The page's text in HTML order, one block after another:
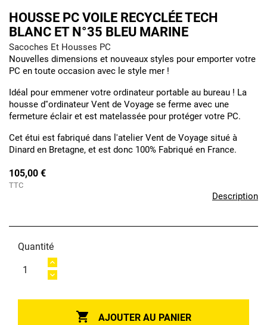
HOUSSE PC VOILE RECYCLÉE TECH
BLANC ET N°35 BLEU MARINE
Sacoches Et Housses PC
Nouvelles dimensions et nouveaux styles pour emporter votre
PC en toute occasion avec le style mer !
Idéal pour emmener votre ordinateur portable au bureau ! La
housse d''ordinateur Vent de Voyage se ferme avec une
fermeture éclair et est matelassée pour protéger votre PC.
Cet étui est fabriqué dans l'atelier Vent de Voyage situé à
Dinard en Bretagne, et est donc 100% Fabriqué en France.
105,00 €
TTC
Description
Quantité
 AJOUTER AU PANIER